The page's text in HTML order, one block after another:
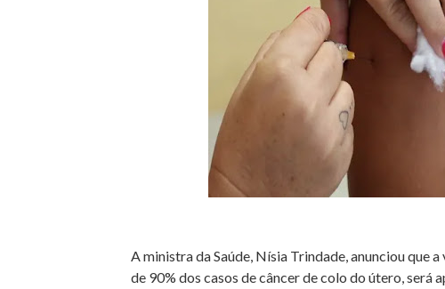
A ministra da Saúde, Nísia Trindade, anunciou que
de 90% dos casos de câncer de colo do útero, será